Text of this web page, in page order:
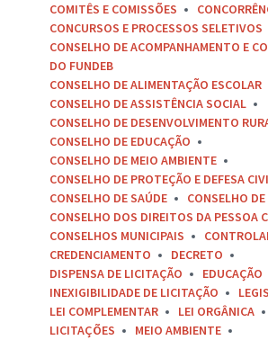
COMITÊS E COMISSÕES
CONCURSOS E PROCESSOS SELETIVOS
CONSELHO DE ACOMPANHAMENTO E
DO FUNDEB
CONSELHO DE ALIMENTAÇÃO ESCOLAR
CONSELHO DE ASSISTÊNCIA SOCIAL
CONSELHO DE DESENVOLVIMENTO
CONSELHO DE EDUCAÇÃO
CONSELHO DE MEIO AMBIENTE
CONSELHO DE PROTEÇÃO E DEFESA
CONSELHO DE SAÚDE
CONSELHO
CONSELHO DOS DIREITOS DA PESSOA
CONSELHOS MUNICIPAIS
CREDENCIAMENTO
DECRETO
DISPENSA DE LICITAÇÃO
EDUCAÇÃO
INEXIGIBILIDADE DE LICITAÇÃO
LEI COMPLEMENTAR
LEI ORGÂNICA
LICITAÇÕES
MEIO AMBIENTE